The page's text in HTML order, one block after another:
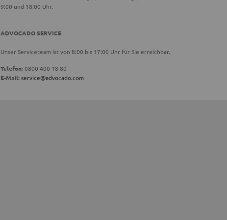
9:00 und 18:00 Uhr.
ADVOCADO SERVICE
Unser Serviceteam ist von 8:00 bis 17:00 Uhr für Sie erreichbar.
Telefon:0800 400 18 80
E-Mail:service@advocado.com